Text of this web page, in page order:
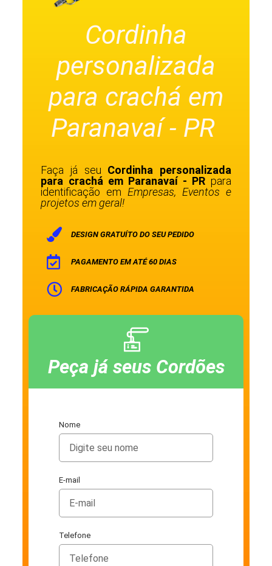
Cordinha
personalizada
para crachá em
Paranavaí - PR
Faça já seu Cordinha personalizada
para crachá em Paranavaí - PR para
identificação em Empresas, Eventos e
projetos em geral!
DESIGN GRATUÍTO DO SEU PEDIDO
PAGAMENTO EM ATÉ 60 DIAS
FABRICAÇÃO RÁPIDA GARANTIDA
Peça já seus Cordões
Nome
E-mail
Telefone